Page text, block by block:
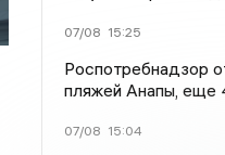
07/08 15:25
Роспотребнадзор
пляжей Анапы, еще
07/08 15:04